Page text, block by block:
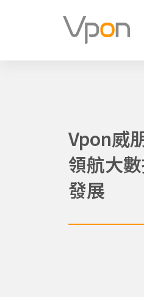
Vpon威
領航大
發展